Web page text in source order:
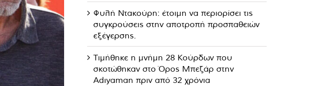
Φυλή Ντακούρη: έτοιμη να περιορίσει τις
συγκρούσεις στην αποτροπή προσπαθειών
εξέγερσης.
Τιμήθηκε η μνήμη 28 Κούρδων που
σκοτώθηκαν στο Όρος Μπεζάρ στην
Adıyaman πριν από 32 χρόνια